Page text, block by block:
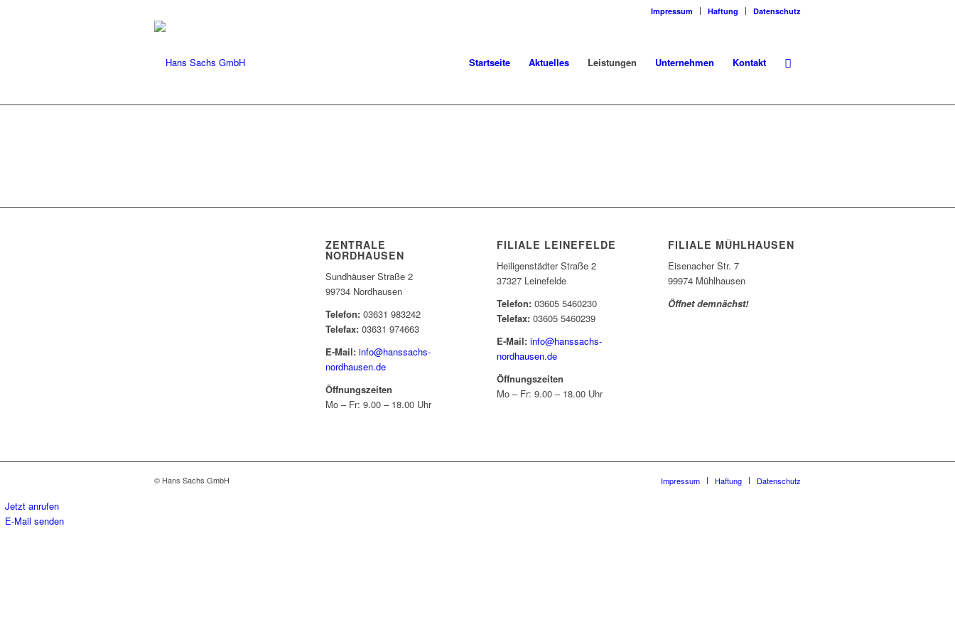
Impressum Haftung Datenschutz
Startseite Aktuelles Leistungen Unternehmen Kontakt
ZENTRALE
NORDHAUSEN
Sundhäuser Straße 2
99734 Nordhausen
Telefon: 03631 983242
Telefax: 03631 974663
E-Mail: info@hanssachs-
nordhausen.de
Öffnungszeiten
Mo – Fr: 9.00 – 18.00 Uhr
FILIALE LEINEFELDE
Heiligenstädter Straße 2
37327 Leinefelde
Telefon: 03605 5460230
Telefax: 03605 5460239
E-Mail: info@hanssachs-
nordhausen.de
Öffnungszeiten
Mo – Fr: 9.00 – 18.00 Uhr
FILIALE MÜHLHAUSEN
Eisenacher Str. 7
99974 Mühlhausen
Öffnet demnächst!
© Hans Sachs GmbH Impressum Haftung Datenschutz
Jetzt anrufen
E-Mail senden